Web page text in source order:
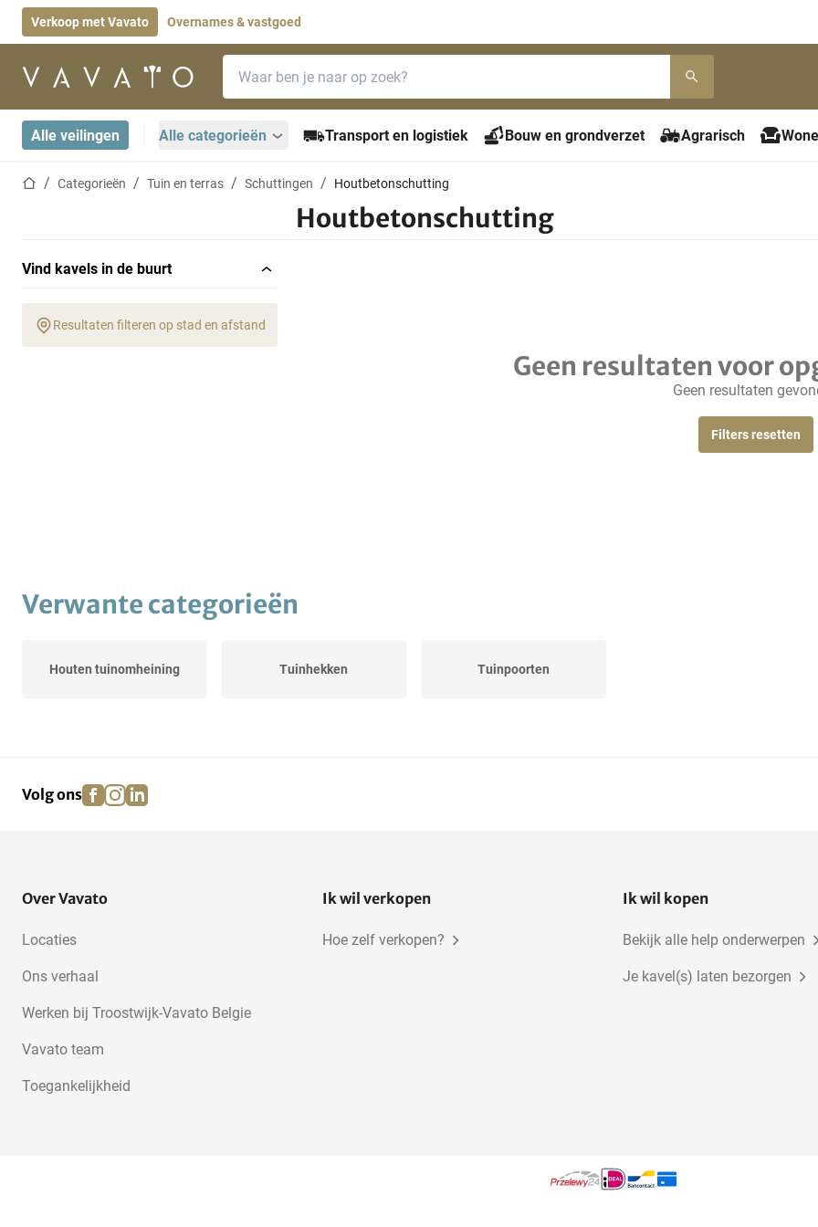
Verkoop met Vavato Overnames & vastgoed
Startpagina
Alle veilingen Alle categorieën Transport en logistiek Bouw en grondverzet Agrarisch
StartpaginaCategorieën Tuin en terras Schuttingen Houtbetonschutting
Houtbetonschutting
Vind kavels in de buurt
Resultaten filteren op stad en afstand
Geen resultaten voor
Geen resultaten
Filters resetten
Verwante categorieën
Houten tuinomheining Tuinhekken Tuinpoorten
Volg ons facebook
instagram
linkedin
Over Vavato
Locaties
Ons verhaal
Werken bij Troostwijk-Vavato Belgie
Vavato team
Toegankelijkheid
Ik wil verkopen
Hoe zelf verkopen?
Ik wil kopen
Bekijk alle help onderwerpen
Je kavel(s) laten bezorgen